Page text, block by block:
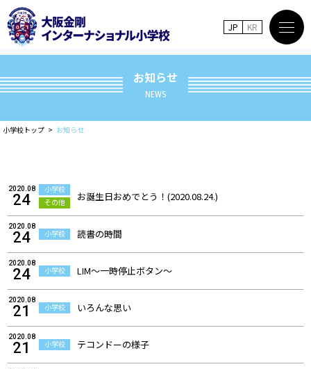
お知らせ
NEWS
小学校トップ お知らせ
JP KR
2020.08
24
小学校
その他
お誕生日おめでとう！(2020.08.24.)
2020.08
24 小学校 読書の時間
2020.08
24 小学校 LIM～一時停止ボタン～
2020.08
21 小学校 いろんな思い
2020.08
21 小学校 テコンドーの様子